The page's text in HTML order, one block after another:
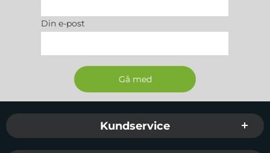
Din e-post
Sidfot Blandad info och länkar
Kundservice